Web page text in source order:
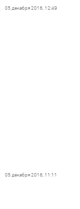
05 декабря 2016, 12:49
05 декабря 2016, 11:11